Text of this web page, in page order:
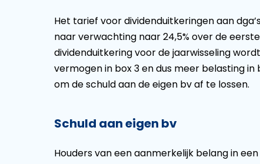
Het tarief voor dividenduitkeringen aan
naar verwachting naar 24,5% over de
dividenduitkering voor de jaarwisseling
vermogen in box 3 en dus meer belasting
om de schuld aan de eigen bv af te lossen.
Schuld aan eigen bv
Houders van een aanmerkelijk belang in